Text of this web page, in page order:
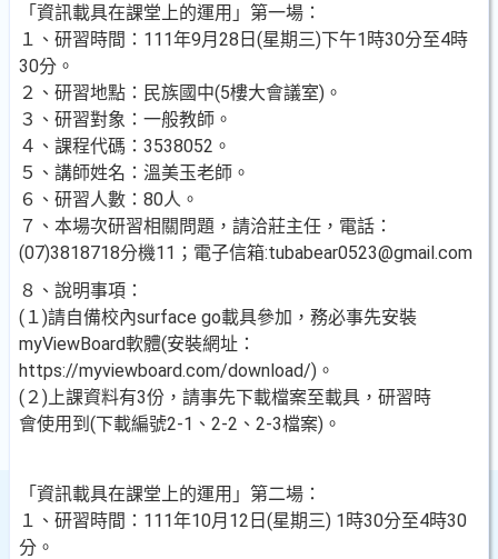
「資訊載具在課堂上的運用」第一場：
１、研習時間：111年9月28日(星期三)下午1時30分至4時
30分。
２、研習地點：民族國中(5樓大會議室)。
３、研習對象：一般教師。
４、課程代碼：3538052。
５、講師姓名：溫美玉老師。
６、研習人數：80人。
７、本場次研習相關問題，請洽莊主任，電話：
(07)3818718分機11；電子信箱:tubabear0523@gmail.com
８、說明事項：
(１)請自備校內surface go載具參加，務必事先安裝
myViewBoard軟體(安裝網址：
https://myviewboard.com/download/)。
(２)上課資料有3份，請事先下載檔案至載具，研習時
會使用到(下載編號2-1、2-2、2-3檔案)。
「資訊載具在課堂上的運用」第二場：
１、研習時間：111年10月12日(星期三) 1時30分至4時30
分。